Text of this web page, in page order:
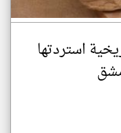
استردتها